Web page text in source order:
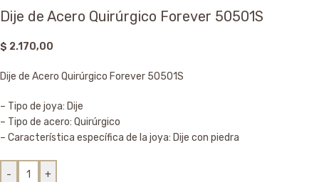
Dije de Acero Quirúrgico Forever 50501S
$ 2.170,00
Dije de Acero Quirúrgico Forever 50501S
– Tipo de joya: Dije
– Tipo de acero: Quirúrgico
– Característica específica de la joya: Dije con piedra
- +